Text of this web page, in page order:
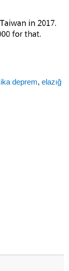
deprem,elazığ